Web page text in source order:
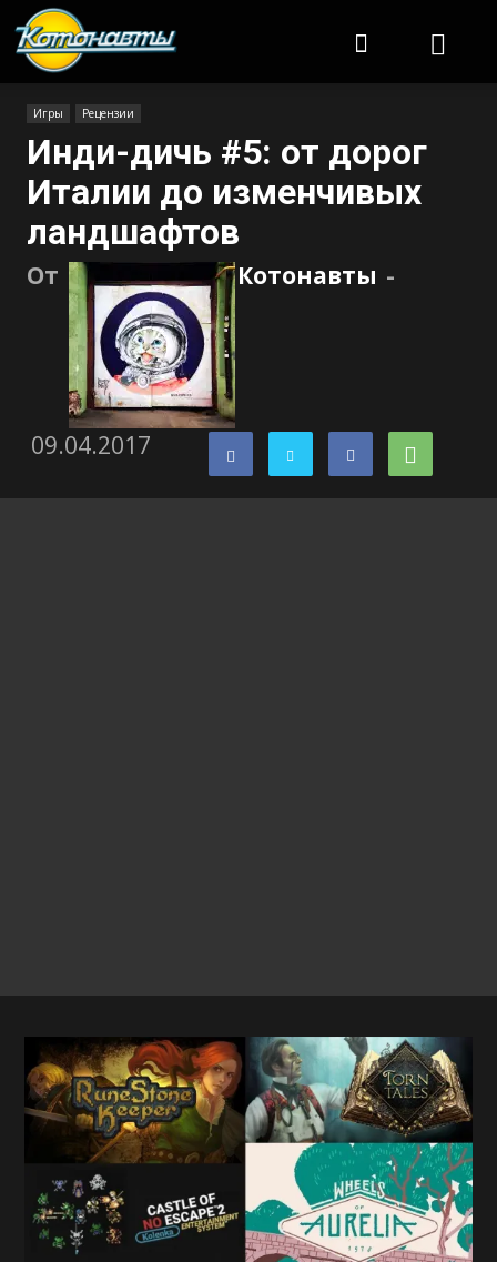
Игры Рецензии
Инди-дичь #5: от дорог
Италии до изменчивых
ландшафтов
От Котонавты -
09.04.2017